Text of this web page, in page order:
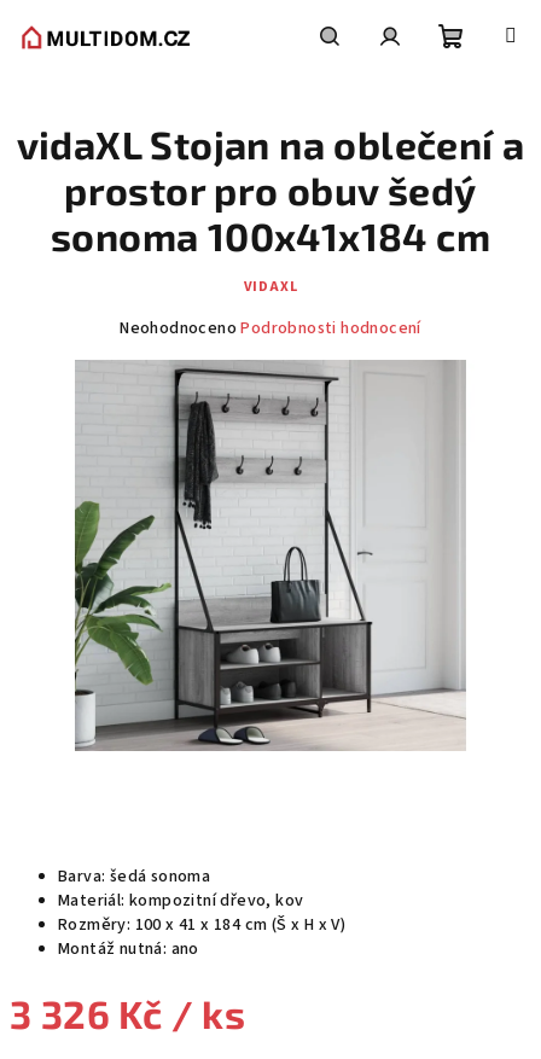
košík
Barva: šedá sonoma
Materiál: kompozitní dřevo, kov
Rozměry: 100 x 41 x 184 cm (Š x H x V)
Montáž nutná: ano
3 326 Kč / ks
vidaXL Stojan na oblečení a
prostor pro obuv šedý
sonoma 100x41x184 cm
VIDAXL
Průměrné
produktu
hvězdiček.
Neohodnoceno Podrobnosti hodnocení